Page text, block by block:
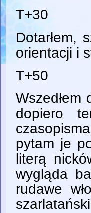
T+30
Dotarłem,
orientacji i
T+50
dopiero
pytam je
literą
wygląda
rudawe